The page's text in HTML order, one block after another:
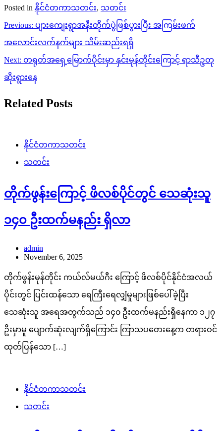
Posted in နိုင်ငံတကာသတင်း, သတင်း
Post
navigation
Previous: ပျားကျေးရွာအနီးတိုက်ပွဲဖြစ်ပွားပြီး အကြမ်းဖက်
အလောင်းလက်နက်များ သိမ်းဆည်းရရှိ
Next: တရုတ်အရှေ့မြောက်ပိုင်းမှာ နှင်းမုန်တိုင်းကြောင့် ရာသီဥတု
ဆိုးရွားနေ
Related Posts
နိုင်ငံတကာသတင်း
သတင်း
တိုက်ဖွန်းကြောင့် ဖိလစ်ပိုင်တွင် သေဆုံးသူ
၁၄၀ ဦးထက်မနည်း ရှိလာ
admin
November 6, 2025
တိုက်ဖွန်းမုန်တိုင်း ကယ်လ်မယ်ဂီး ကြောင့် ဖိလစ်ပိုင်နိုင်ငံအလယ်
ပိုင်းတွင် ပြင်းထန်သော ရေကြီးရေလျှံမှုများဖြစ်ပေါ်ခဲ့ပြီး
သေဆုံးသူ အရေအတွက်သည် ၁၄၀ ဦးထက်မနည်းရှိနေကာ ၁၂၇
ဦးမှာမူ ပျောက်ဆုံးလျက်ရှိကြောင်း ကြာသပတေးနေ့က တရားဝင်
ထုတ်ပြန်သော […]
နိုင်ငံတကာသတင်း
သတင်း